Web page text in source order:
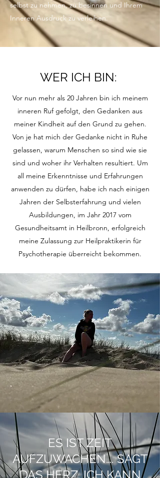
selbst zu nehmen, zu besinnen und Ihrem
Inneren Ausdruck zu verleihen.
WER ICH BIN:
Vor nun mehr als 20 Jahren bin ich meinem
inneren Ruf gefolgt, den Gedanken aus
meiner Kindheit auf den Grund zu gehen.
Von je hat mich der Gedanke nicht in Ruhe
gelassen, warum Menschen so sind wie sie
sind und woher ihr Verhalten resultiert. Um
all meine Erkenntnisse und Erfahrungen
anwenden zu dürfen, habe ich nach einigen
Jahren der Selbsterfahrung und vielen
Ausbildungen, im Jahr 2017 vom
Gesundheitsamt in Heilbronn, erfolgreich
meine Zulassung zur Heilpraktikerin für
Psychotherapie überreicht bekommen.
ES IST ZEIT
AUFZUWACHEN…. SAGT
DAS HERZ. ICH KANN